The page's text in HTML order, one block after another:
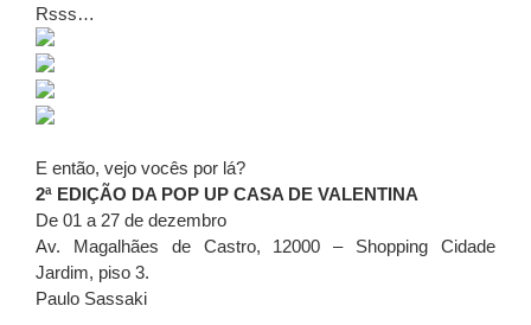
Rsss…
E então, vejo vocês por lá?
2ª EDIÇÃO DA POP UP CASA DE VALENTINA
De 01 a 27 de dezembro
Av. Magalhães de Castro, 12000 – Shopping Cidade
Jardim, piso 3.
Paulo Sassaki